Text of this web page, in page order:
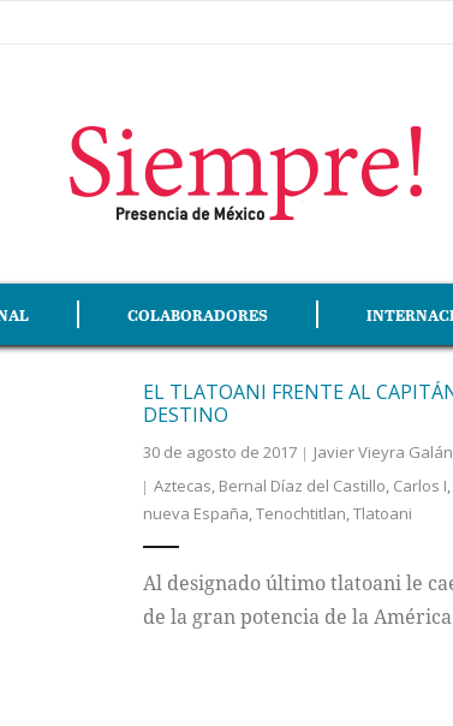
COLABORADORES
EL TLATOANI FRENTE AL
DESTINO
30 de agosto de 2017 Javier Vieyra Galán
Aztecas, Bernal Díaz del Castillo, Carlos I,
nueva España,Tenochtitlan,Tlatoani
Al designado último tlatoani le
de la gran potencia de la